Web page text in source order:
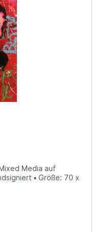
Media auf
▪ Größe: 70 x